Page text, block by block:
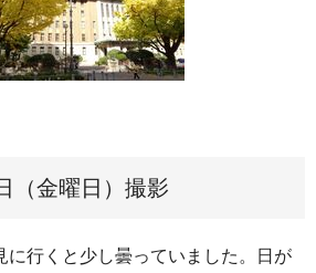
（金曜日）撮影
に行くと少し曇っていました。日が